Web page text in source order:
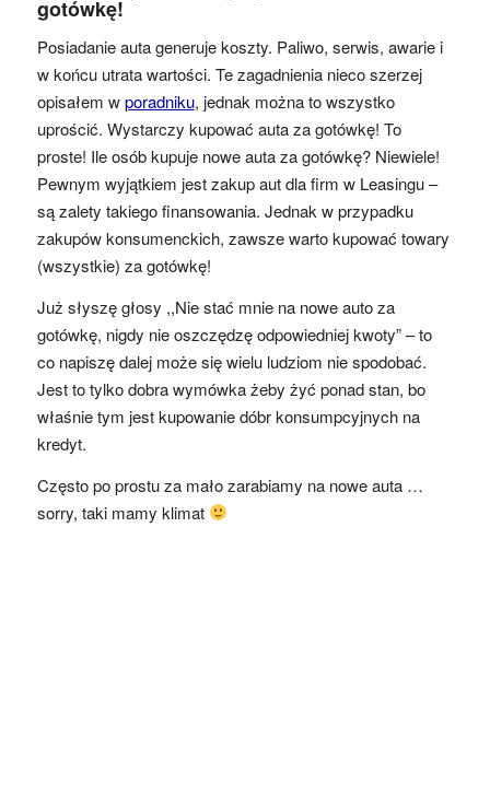
gotówkę!
Posiadanie auta generuje koszty. Paliwo, serwis, awarie i
w końcu utrata wartości. Te zagadnienia nieco szerzej
opisałem wporadniku, jednak można to wszystko
uprościć. Wystarczy kupować auta za gotówkę! To
proste! Ile osób kupuje nowe auta za gotówkę? Niewiele!
Pewnym wyjątkiem jest zakup aut dla firm w Leasingu –
są zalety takiego finansowania. Jednak w przypadku
zakupów konsumenckich, zawsze warto kupować towary
(wszystkie) za gotówkę!
Już słyszę głosy ,,Nie stać mnie na nowe auto za
gotówkę, nigdy nie oszczędzę odpowiedniej kwoty” – to
co napiszę dalej może się wielu ludziom nie spodobać.
Jest to tylko dobra wymówka żeby żyć ponad stan, bo
właśnie tym jest kupowanie dóbr konsumpcyjnych na
kredyt.
Często po prostu za mało zarabiamy na nowe auta …
sorry, taki mamy klimat